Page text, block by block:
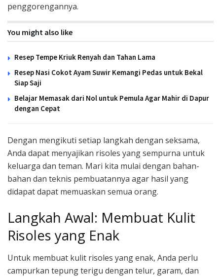
penggorengannya.
You might also like
Resep Tempe Kriuk Renyah dan Tahan Lama
Resep Nasi Cokot Ayam Suwir Kemangi Pedas untuk Bekal
Siap Saji
Belajar Memasak dari Nol untuk Pemula Agar Mahir di Dapur
dengan Cepat
Dengan mengikuti setiap langkah dengan seksama,
Anda dapat menyajikan risoles yang sempurna untuk
keluarga dan teman. Mari kita mulai dengan bahan-
bahan dan teknis pembuatannya agar hasil yang
didapat dapat memuaskan semua orang.
Langkah Awal: Membuat Kulit
Risoles yang Enak
Untuk membuat kulit risoles yang enak, Anda perlu
campurkan tepung terigu dengan telur, garam, dan